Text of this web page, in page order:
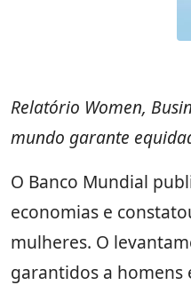
Relatório Women,
mundo garante
O Banco Mundial
economias e
mulheres. O
garantidos a homens